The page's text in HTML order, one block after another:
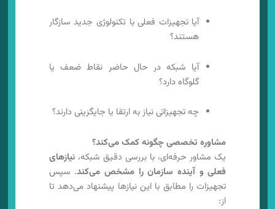
آیا تجهیزات فعلی با تکنولوژی جدید سازگار
هستند؟
آیا شبکه در حال حاضر نقاط ضعف یا
گلوگاه دارد؟
چه تجهیزاتی نیاز به ارتقا یا جایگزینی دارند؟
مشاوره تخصصی چگونه کمک می‌کند؟
یک مشاور حرفه‌ای، با بررسی دقیق شبکه،نیازهای
فعلی و آینده سازمان را مشخص می‌کند. سپس
تجهیزات را مطابق با این نیازها پیشنهاد می‌دهد تا
از: